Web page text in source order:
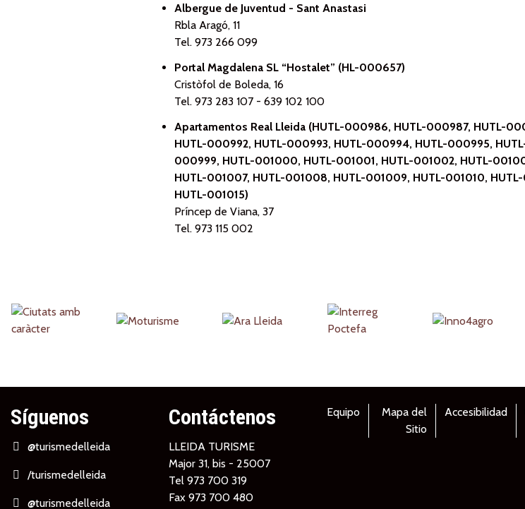
Albergue de Juventud - Sant Anastasi
Rbla Aragó, 11
Tel. 973 266 099
Portal Magdalena SL “Hostalet” (HL-000657)
Cristòfol de Boleda, 16
Tel. 973 283 107 - 639 102 100
Apartamentos Real Lleida (HUTL-000986, HUTL-000987, HUTL-
HUTL-000992, HUTL-000993, HUTL-000994, HUTL-000995,
000999, HUTL-001000, HUTL-001001, HUTL-001002, HUTL-
HUTL-001007, HUTL-001008, HUTL-001009, HUTL-001010,
HUTL-001015)
Príncep de Viana, 37
Tel. 973 115 002
Partners
Síguenos
@turismedelleida
/turismedelleida
@turismedelleida
Contáctenos
LLEIDA TURISME
Major 31, bis - 25007
Tel 973 700 319
Fax 973 700 480
Equipo
Mapa del
Sitio
Accesibilidad